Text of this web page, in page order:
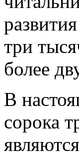
три
более
В
сорока